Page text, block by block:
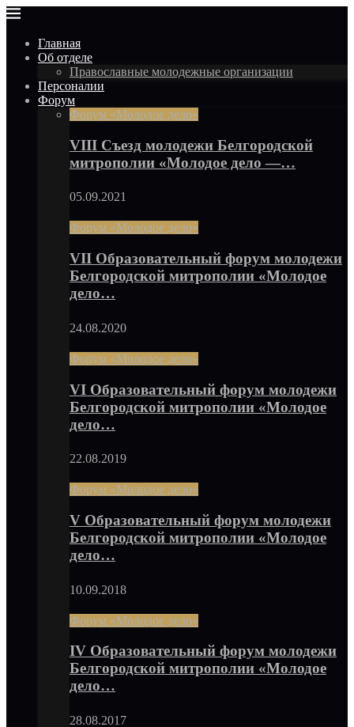
Главная
Об отделе
Православные молодежные организации
Персоналии
Форум
Форум «Молодое дело»
VIII Съезд молодежи Белгородской
митрополии «Молодое дело —…
05.09.2021
Форум «Молодое дело»
VII Образовательный форум молодежи
Белгородской митрополии «Молодое
дело…
24.08.2020
Форум «Молодое дело»
VI Образовательный форум молодежи
Белгородской митрополии «Молодое
дело…
22.08.2019
Форум «Молодое дело»
V Образовательный форум молодежи
Белгородской митрополии «Молодое
дело…
10.09.2018
Форум «Молодое дело»
IV Образовательный форум молодежи
Белгородской митрополии «Молодое
дело…
28.08.2017